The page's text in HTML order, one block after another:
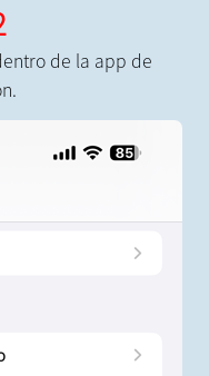
de la app de